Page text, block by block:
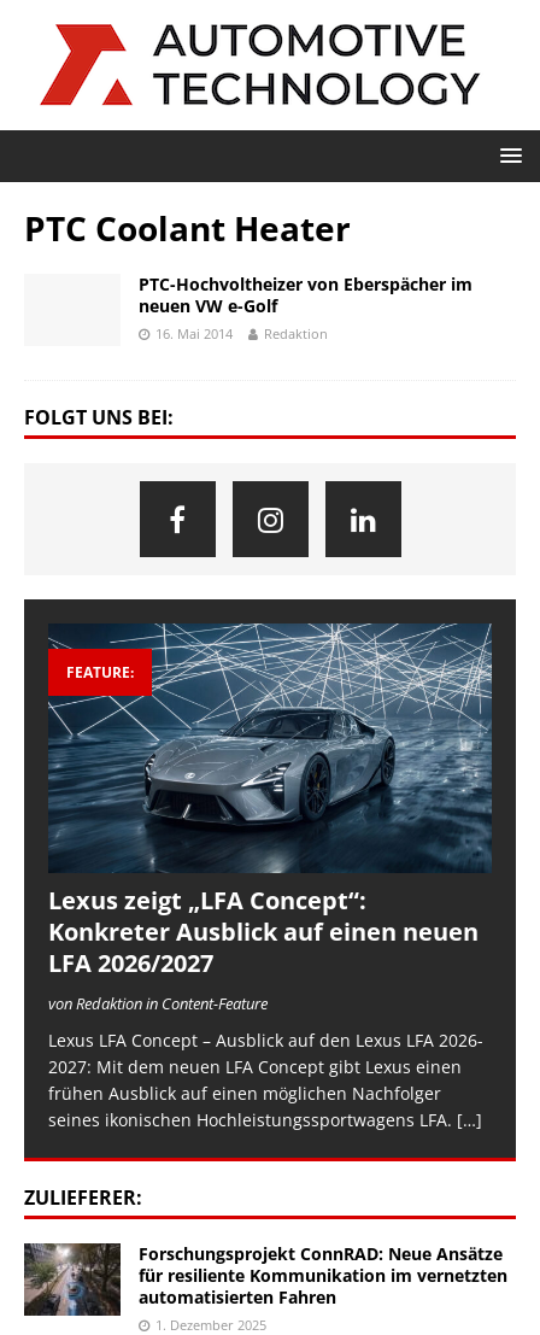
PTC Coolant Heater
PTC-Hochvoltheizer von Eberspächer im
neuen VW e-Golf
16. Mai 2014 Redaktion
FOLGT UNS BEI:
FEATURE:
Lexus zeigt „LFA Concept“:
Konkreter Ausblick auf einen neuen
LFA 2026/2027
von Redaktion in Content-Feature
Lexus LFA Concept – Ausblick auf den Lexus LFA 2026-
2027: Mit dem neuen LFA Concept gibt Lexus einen
frühen Ausblick auf einen möglichen Nachfolger
seines ikonischen Hochleistungssportwagens LFA. […]
ZULIEFERER:
Forschungsprojekt ConnRAD: Neue Ansätze
für resiliente Kommunikation im vernetzten
automatisierten Fahren
1. Dezember 2025